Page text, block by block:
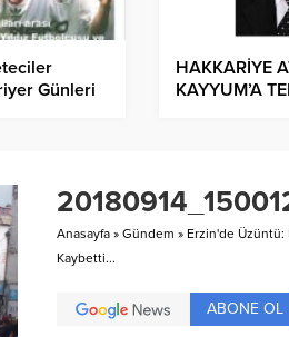
Günleri
HAKKARİYE
KAYYUM’A
Anasayfa » Gündem » Erzin'de Üzüntü:
Kaybetti...
ABONE OL